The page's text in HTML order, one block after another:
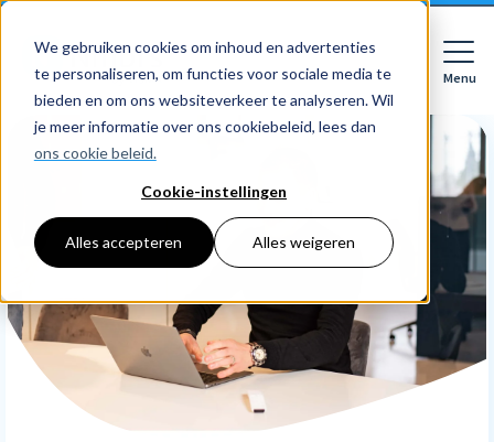
We gebruiken cookies om inhoud en advertenties
te personaliseren, om functies voor sociale media te
bieden en om ons websiteverkeer te analyseren. Wil
je meer informatie over ons cookiebeleid, lees dan
ons cookie beleid.
Cookie-instellingen
Alles accepteren Alles weigeren
Menu
Close
Softwarepakketten
Voor bedrijven
Voor accountants
Employee Self Service
Features
Declaraties
HR dashboards
HR workflows
Tarieven
Prijzen
Voor bedrijven
Ontdek
Resources